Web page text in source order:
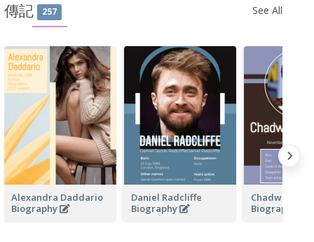
傳記 257 See All
Alexandra Daddario
Biography
Daniel Radcliffe
Biography
Chadwick
Biography